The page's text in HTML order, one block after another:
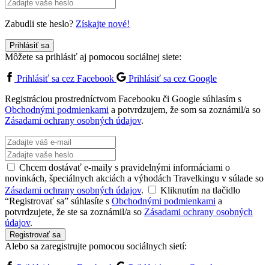
Zabudli ste heslo? Získajte nové!
Prihlásiť sa
Môžete sa prihlásiť aj pomocou sociálnej siete:
Prihlásiť sa cez Facebook
Prihlásiť sa cez Google
Registráciou prostredníctvom Facebooku či Google súhlasím s
Obchodnými podmienkami a potvrdzujem, že som sa zoznámil/a so
Zásadami ochrany osobných údajov.
Chcem dostávať e-maily s pravidelnými informáciami o
novinkách, špeciálnych akciách a výhodách Travelkingu v súlade so
Zásadami ochrany osobných údajov.
Kliknutím na tlačidlo
“Registrovať sa” súhlasíte s Obchodnými podmienkami a
potvrdzujete, že ste sa zoznámil/a so Zásadami ochrany osobných
údajov.
Registrovať sa
Alebo sa zaregistrujte pomocou sociálnych sietí: